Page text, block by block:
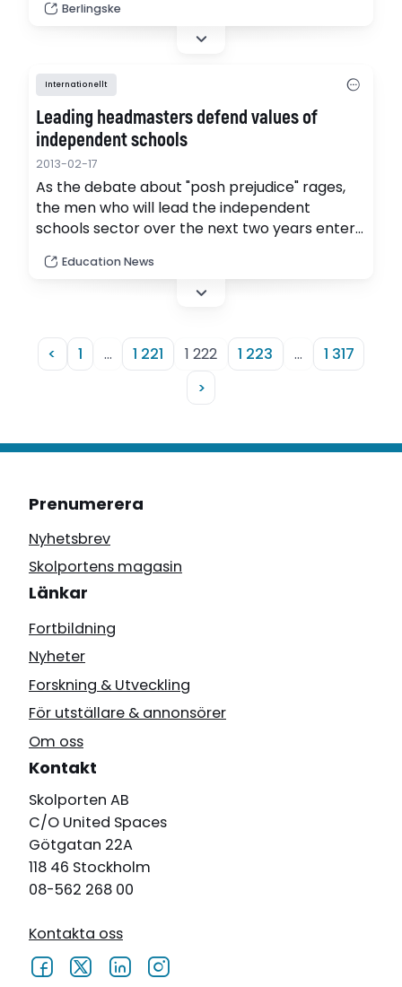
Berlingske
Internationellt
Leading headmasters defend values of
independent schools
2013-02-17
As the debate about "posh prejudice" rages,
the men who will lead the independent
schools sector over the next two years enter
values of private schooling.
Education News
< 1 … 1 221 1 222 1 223 …
1 317
>
Prenumerera
Nyhetsbrev
Skolportens magasin
Länkar
Fortbildning
Nyheter
Forskning & Utveckling
För utställare & annonsörer
Om oss
Kontakt
Skolporten AB
C/O United Spaces
Götgatan 22A
118 46 Stockholm
08-562 268 00
Kontakta oss